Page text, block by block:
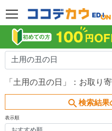
メニュー
「土用の丑の日」：お取り
search 検索結果
表示順